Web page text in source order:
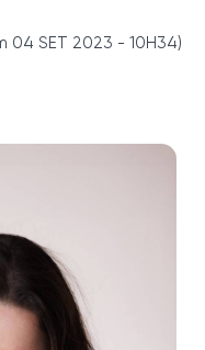
04 SET 2023 - 10H34)